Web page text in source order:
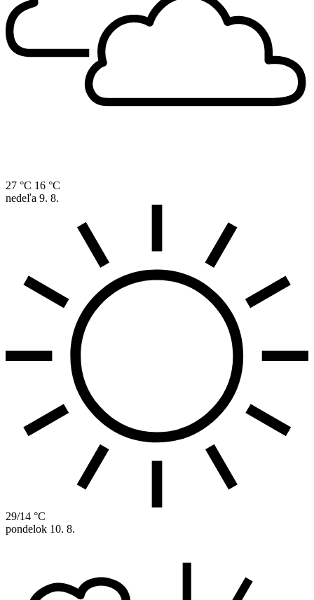
27 °C 16 °C
nedeľa 9. 8.
29/14 °C
pondelok 10. 8.